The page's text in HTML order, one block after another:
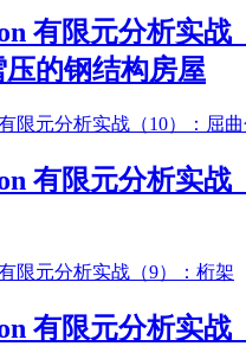
有限元分析实战
压的钢结构房屋
有限元分析实战
有限元分析实战